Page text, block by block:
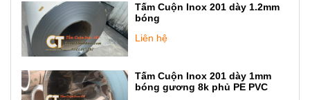
Tấm Cuộn Inox 201 dày 1.2mm
bóng
Liên hệ
Tấm Cuộn Inox 201 dày 1mm
bóng gương 8k phủ PE PVC